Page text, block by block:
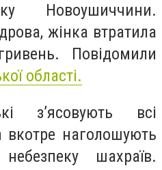
Новоушиччини.
жінка втратила
Повідомили
області.
з’ясовують всі
вкотре наголошують
шахраїв.